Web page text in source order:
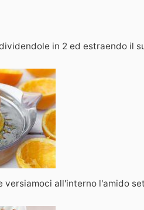
in 2 ed estraendo il
versiamoci all'interno l'amido